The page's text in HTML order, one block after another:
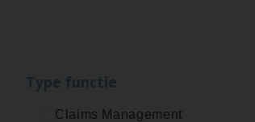
Claims Management